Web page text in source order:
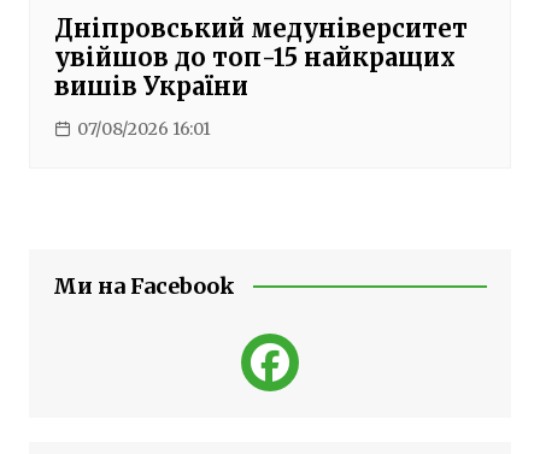
Дніпровський медуніверситет
увійшов до топ-15 найкращих
вишів України
07/08/2026 16:01
Ми на Facebook